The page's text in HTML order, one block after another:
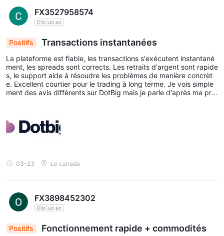
FX3527958574
D'ici un an
Positifs Transactions instantanées
La plateforme est fiable, les transactions s'exécutent instantané
ment, les spreads sont corrects. Les retraits d'argent sont rapide
s, le support aide à résoudre les problèmes de manière concrèt
e. Excellent courtier pour le trading à long terme. Je vois simple
ment des avis différents sur DotBig mais je parle d'après ma pro
03-23 Le canada
FX3898452302
D'ici un an
Positifs Fonctionnement rapide + commodités